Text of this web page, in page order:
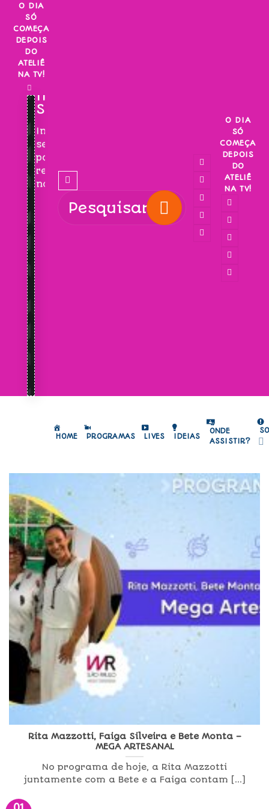
Skip
content
O DIA
SÓ
COMEÇA
DEPOIS
DO
ATELIÊ
NA TV!
INSCREVA-
SE!
Inscreva-
se
para
receber
novidades!
O DIA
SÓ
COMEÇA
DEPOIS
DO
ATELIÊ
NA TV!
HOME PROGRAMAS LIVES IDEIAS
ONDE
ASSISTIR?
Rita Mazzotti, Faiga Silveira e Bete Monta –
MEGA ARTESANAL
No programa de hoje, a Rita Mazzotti
juntamente com a Bete e a Faiga contam [...]